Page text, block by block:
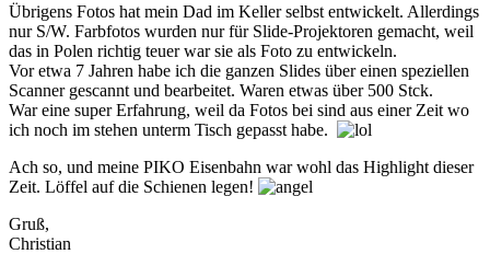
Übrigens Fotos hat mein Dad im Keller selbst entwickelt. Allerdings
nur S/W. Farbfotos wurden nur für Slide-Projektoren gemacht, weil
das in Polen richtig teuer war sie als Foto zu entwickeln.
Vor etwa 7 Jahren habe ich die ganzen Slides über einen speziellen
Scanner gescannt und bearbeitet. Waren etwas über 500 Stck.
War eine super Erfahrung, weil da Fotos bei sind aus einer Zeit wo
ich noch im stehen unterm Tisch gepasst habe.
Ach so, und meine PIKO Eisenbahn war wohl das Highlight dieser
Zeit. Löffel auf die Schienen legen!
Gruß,
Christian